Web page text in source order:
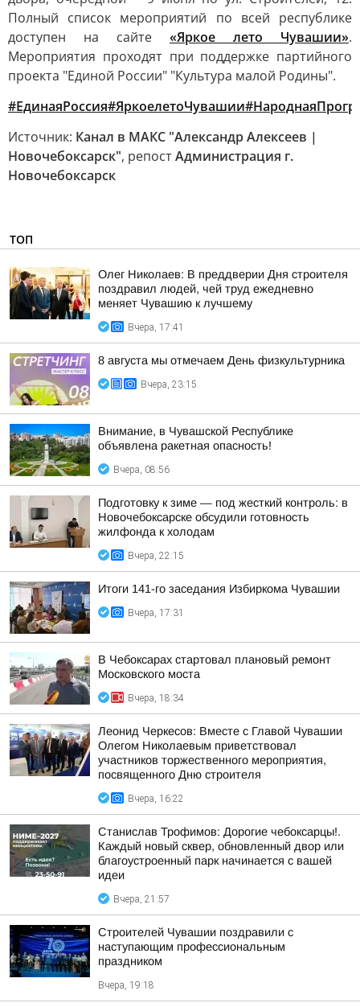
Полный список мероприятий по всей республике
доступен на сайте «Яркое лето Чувашии».
Мероприятия проходят при поддержке партийного
проекта "Единой России" "Культура малой Родины".
#ЕдинаяРоссия#ЯркоелетоЧувашии
Источник: Канал в МАКС "Александр Алексеев |
Новочебоксарск", репостАдминистрация г.
Новочебоксарск
ТОП
Олег Николаев: В преддверии Дня строителя
поздравил людей, чей труд ежедневно
меняет Чувашию к лучшему
Вчера, 17:41
8 августа мы отмечаем День физкультурника
Вчера, 23:15
Внимание, в Чувашской Республике
объявлена ракетная опасность!
Вчера, 08:56
Подготовку к зиме — под жесткий контроль: в
Новочебоксарске обсудили готовность
жилфонда к холодам
Вчера, 22:15
Итоги 141-го заседания Избиркома Чувашии
Вчера, 17:31
В Чебоксарах стартовал плановый ремонт
Московского моста
Вчера, 18:34
Леонид Черкесов: Вместе с Главой Чувашии
Олегом Николаевым приветствовал
участников торжественного мероприятия,
посвященного Дню строителя
Вчера, 16:22
Станислав Трофимов: Дорогие чебоксарцы!.
Каждый новый сквер, обновленный двор или
благоустроенный парк начинается с вашей
идеи
Вчера, 21:57
Строителей Чувашии поздравили с
наступающим профессиональным
праздником
Вчера, 19:18